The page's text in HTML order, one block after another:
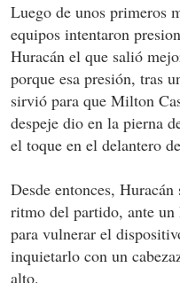
Luego de unos primeros
equipos intentaron
Huracán el que salió
porque esa presión, tras
sirvió para que Milton
despeje dio en la pierna
el toque en el delantero
Desde entonces,
ritmo del partido, ante un
para vulnerar el
inquietarlo con un
alto.